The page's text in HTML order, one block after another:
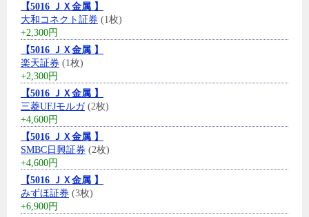
【5016 ＪＸ金属 】
大和コネクト証券 (1枚)
+2,300円
【5016 ＪＸ金属 】
楽天証券 (1枚)
+2,300円
【5016 ＪＸ金属 】
三菱UFJモルガ(2枚)
+4,600円
【5016 ＪＸ金属 】
SMBC日興証券 (2枚)
+4,600円
【5016 ＪＸ金属 】
みずほ証券 (3枚)
+6,900円